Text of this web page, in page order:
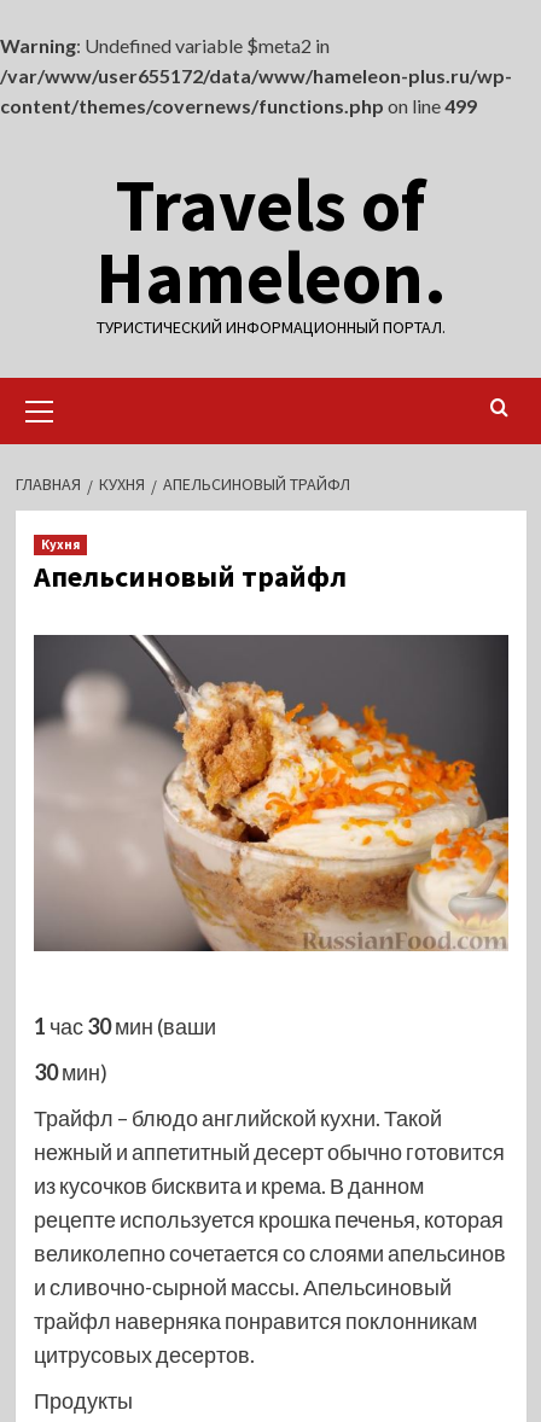
Warning: Undefined variable $meta2 in
/var/www/user655172/data/www/hameleon-plus.ru/wp-
content/themes/covernews/functions.php on line499
Travels of
Hameleon.
ТУРИСТИЧЕСКИЙ ИНФОРМАЦИОННЫЙ ПОРТАЛ.
меню
ГЛАВНАЯ КУХНЯ АПЕЛЬСИНОВЫЙ ТРАЙФЛ
Кухня
Апельсиновый трайфл
1 час30мин (ваши
30мин)
Трайфл – блюдо английской кухни. Такой
нежный и аппетитный десерт обычно готовится
из кусочков бисквита и крема. В данном
рецепте используется крошка печенья, которая
великолепно сочетается со слоями апельсинов
и сливочно-сырной массы. Апельсиновый
трайфл наверняка понравится поклонникам
цитрусовых десертов.
Продукты